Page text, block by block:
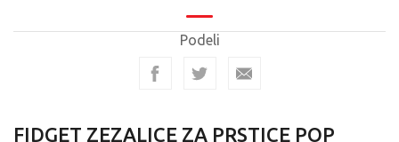
Podeli
FIDGET ZEZALICE ZA PRSTICE POP